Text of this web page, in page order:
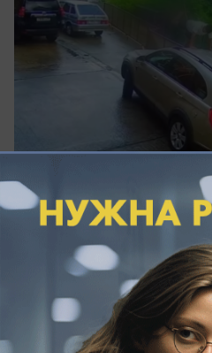
сегодня в 10:16
Общество
Ночь под сиренами